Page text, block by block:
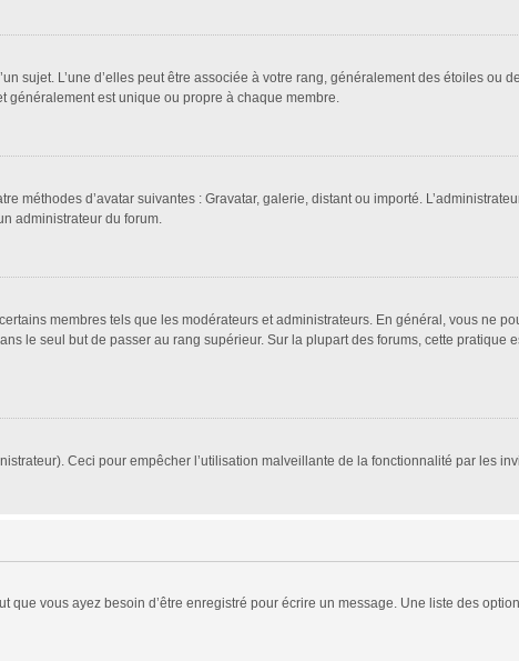
sujet. L’une d’elles peut être associée à votre rang, généralement des étoiles ou
généralement est unique ou propre à chaque membre.
méthodes d’avatar suivantes : Gravatar, galerie, distant ou importé.
administrateur du forum.
membres tels que les modérateurs et administrateurs. En général, vous ne
le seul but de passer au rang supérieur. Sur la plupart des forums, cette pratique
Ceci pour empêcher l’utilisation malveillante de la fonctionnalité par les
vous ayez besoin d’être enregistré pour écrire un message. Une liste des